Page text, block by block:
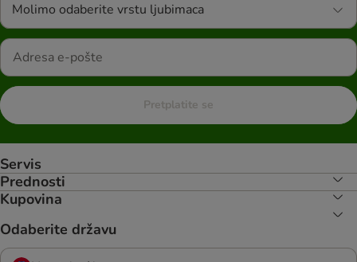
Molimo odaberite vrstu ljubimaca
Pretplatite se
Servis
Prednosti
Kupovina
Odaberite državu